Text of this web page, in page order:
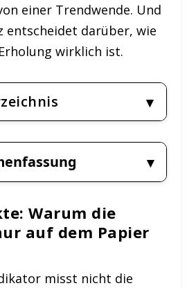
einer Trendwende. Und
entscheidet darüber, wie
wirklich ist.
Warum die
auf dem Papier
misst nicht die